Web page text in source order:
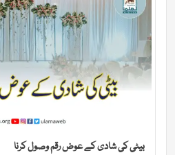
بیٹی کی شادی کے عوض رقم وصول کرنا